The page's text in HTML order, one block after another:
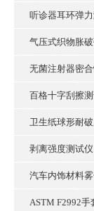
听诊器耳环弹
气压式织物胀
无菌注射器密
百格十字刮擦
卫生纸球形耐
剥离强度测试仪
汽车内饰材料
ASTM F2992